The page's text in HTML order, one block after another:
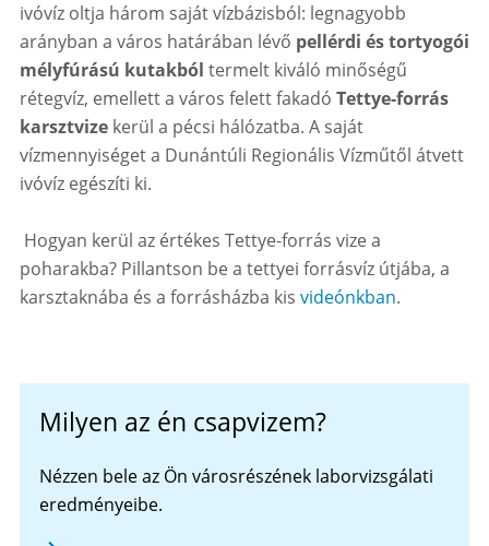
ivóvíz oltja három saját vízbázisból: legnagyobb
arányban a város határában lévő pellérdi és tortyogói
mélyfúrású kutakból termelt kiváló minőségű
rétegvíz, emellett a város felett fakadó Tettye-forrás
karsztvizekerül a pécsi hálózatba. A saját
vízmennyiséget a Dunántúli Regionális Vízműtől átvett
ivóvíz egészíti ki.
Hogyan kerül az értékes Tettye-forrás vize a
poharakba? Pillantson be a tettyei forrásvíz útjába, a
karsztaknába és a forrásházba kis videónkban.
Milyen az én csapvizem?
Nézzen bele az Ön városrészének laborvizsgálati
eredményeibe.